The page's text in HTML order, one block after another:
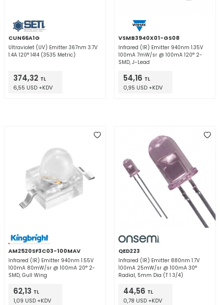
CUN66A1G
Ultraviolet (UV) Emitter 367nm 3.7V
1.4A 120° 1414 (3535 Metric)
374,32 TL
6,55 USD +KDV
VSMB3940X01-GS08
Infrared (IR) Emitter 940nm 1.35V
100mA 7mW/sr @ 100mA 120° 2-
SMD, J-Lead
54,16 TL
0,95 USD +KDV
AM2520SF3C03-100MAV
Infrared (IR) Emitter 940nm 1.55V
100mA 80mW/sr @ 100mA 20° 2-
SMD, Gull Wing
62,13 TL
1,09 USD +KDV
QED223
Infrared (IR) Emitter 880nm 1.7V
100mA 25mW/sr @ 100mA 30°
Radial, 5mm Dia (T 1 3/4)
44,56 TL
0,78 USD +KDV